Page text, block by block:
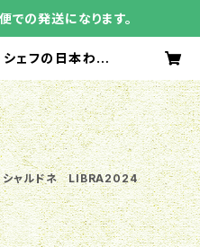
での発送になります。
ェフの日本わい
シャルドネ LIBRA2024